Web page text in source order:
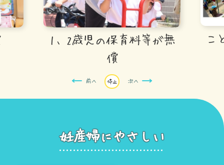
前へ
1、2歳児の保育料等が無
償
こ
次へ
停止
妊産婦にやさしい